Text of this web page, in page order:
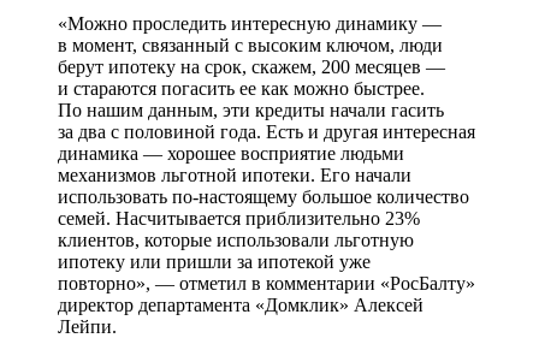
«Можно проследить интересную динамику —
в момент, связанный с высоким ключом, люди
берут ипотеку на срок, скажем, 200 месяцев —
и стараются погасить ее как можно быстрее.
По нашим данным, эти кредиты начали гасить
за два с половиной года. Есть и другая интересная
динамика — хорошее восприятие людьми
механизмов льготной ипотеки. Его начали
использовать по-настоящему большое количество
семей. Насчитывается приблизительно 23%
клиентов, которые использовали льготную
ипотеку или пришли за ипотекой уже
повторно», — отметил в комментарии «РосБалту»
директор департамента «Домклик» Алексей
Лейпи.